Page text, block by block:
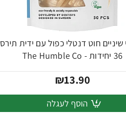
שיניים חוט דנטלי כפול עם ידית תירס
36 יחידות - The Humble Co
₪13.90
הוסף לעגלה